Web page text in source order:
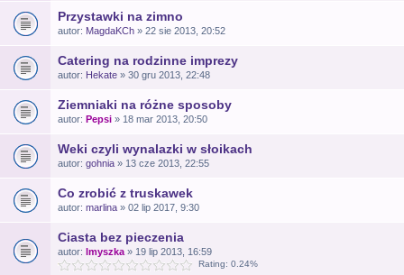
Przystawki na zimno
autor: MagdaKCh » 22 sie 2013, 20:52
Catering na rodzinne imprezy
autor: Hekate » 30 gru 2013, 22:48
Ziemniaki na różne sposoby
autor: Pepsi » 18 mar 2013, 20:50
Weki czyli wynalazki w słoikach
autor: gohnia » 13 cze 2013, 22:55
Co zrobić z truskawek
autor: marlina » 02 lip 2017, 9:30
Ciasta bez pieczenia
autor: lmyszka » 19 lip 2013, 16:59
Rating: 0.24%